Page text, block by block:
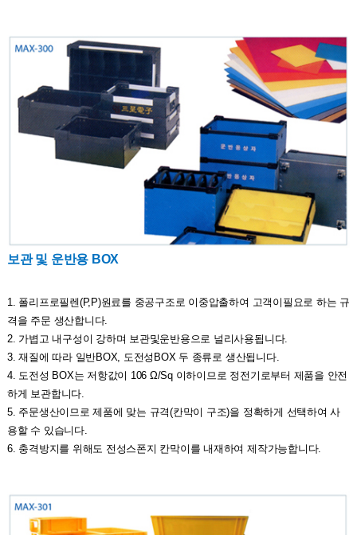
보관 및 운반용 BOX
1. 폴리프로필렌(P,P)원료를 중공구조로 이중압출하여 고객이필요로 하는 규
격을 주문 생산합니다.
2. 가볍고 내구성이 강하며 보관및운반용으로 널리사용됩니다.
3. 재질에 따라 일반BOX, 도전성BOX 두 종류로 생산됩니다.
4. 도전성 BOX는 저항값이 106 Ω/Sq 이하이므로 정전기로부터 제품을 안전
하게 보관합니다.
5. 주문생산이므로 제품에 맞는 규격(칸막이 구조)을 정확하게 선택하여 사
용할 수 있습니다.
6. 충격방지를 위해도 전성스폰지 칸막이를 내재하여 제작가능합니다.